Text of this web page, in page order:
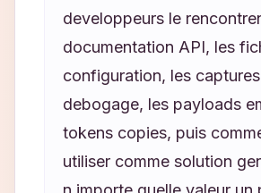
developpeurs le
documentation API, les
configuration, les
debogage, les payloads
tokens copies, puis
utiliser comme solution